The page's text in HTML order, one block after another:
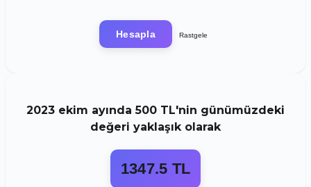
Hesapla Rastgele
2023 ekim ayında500 TL'nin günümüzdeki
değeri yaklaşık olarak
1347.5 TL